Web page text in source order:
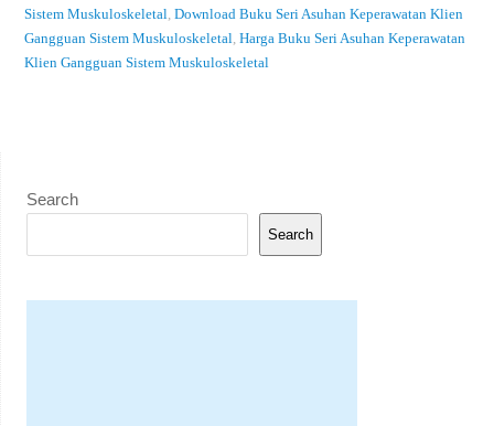
Sistem Muskuloskeletal, Download Buku Seri Asuhan Keperawatan Klien
Gangguan Sistem Muskuloskeletal, Harga Buku Seri Asuhan Keperawatan
Klien Gangguan Sistem Muskuloskeletal
Search
Search